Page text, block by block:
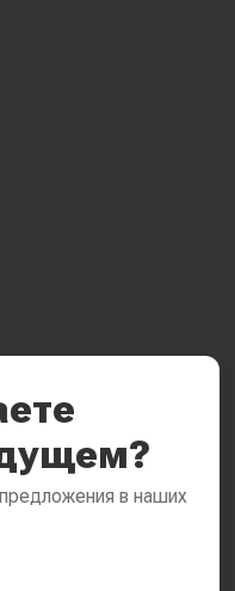
в наших